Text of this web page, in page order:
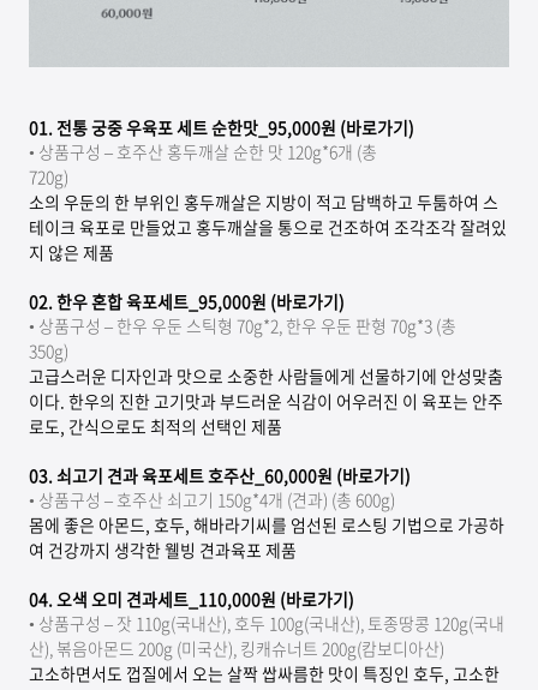
01.전통 궁중 우육포 세트 순한맛_95,000원 (바로가기)
• 상품구성 – 호주산 홍두깨살 순한 맛 120g*6개 (총
720g)
소의 우둔의 한 부위인 홍두깨살은 지방이 적고 담백하고 두툼하여 스
테이크 육포로 만들었고 홍두깨살을 통으로 건조하여 조각조각 잘려있
지 않은 제품
02.한우 혼합 육포세트_95,000원 (바로가기)
• 상품구성 – 한우 우둔 스틱형 70g*2, 한우 우둔 판형 70g*3 (총
350g)
고급스러운 디자인과 맛으로 소중한 사람들에게 선물하기에 안성맞춤
이다. 한우의 진한 고기맛과 부드러운 식감이 어우러진 이 육포는 안주
로도, 간식으로도 최적의 선택인 제품
03.쇠고기 견과 육포세트 호주산_60,000원 (바로가기)
• 상품구성 – 호주산 쇠고기 150g*4개 (견과) (총 600g)
몸에 좋은 아몬드, 호두, 해바라기씨를 엄선된 로스팅 기법으로 가공하
여 건강까지 생각한 웰빙 견과육포 제품
04.오색 오미 견과세트_110,000원 (바로가기)
• 상품구성 – 잣 110g(국내산), 호두 100g(국내산), 토종땅콩 120g(국내
산), 볶음아몬드 200g (미국산), 킹캐슈너트 200g(캄보디아산)
고소하면서도 껍질에서 오는 살짝 쌉싸름한 맛이 특징인 호두, 고소한